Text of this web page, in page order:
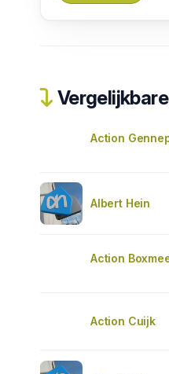
Action
Albert Hein
Action
Action Cuijk